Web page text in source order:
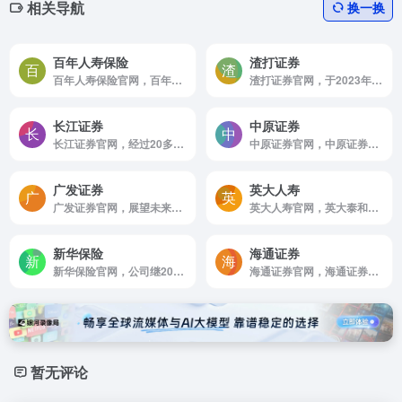
相关导航 换一换
百年人寿保险
百年人寿保险官网，百年人寿保险股份有限公司成立于2009年6月3日，总部位于大连，是东北地区首家中资寿险法人机构。公司注册资本金79，048亿元，已在全国开设20家省级分公司，累计拥有各级分支机构379家，服务网络覆盖全国152个主要城市。
渣打证券
渣打证券官网，于2023年1月经中国证监会核准筹建，5月完成工商设立登记；公司注册地设在北京，注册资本10，5亿元人民币，2023年12月8日获得《经营证券期货业务许可证》。
长江证券
长江证券官网，经过20多年坚持不懈的努力，公司已发展成为一家实力雄厚，功能齐全，管理规范，业绩突出的上市金融企业。
中原证券
中原证券官网，中原证券股份有限公司成立于2002年11月8日，是注册地在河南的法人证券公司和全省资本市场发展的重要载体，也是全国140多家证券公司中第8家同时在香港和境内主板上市的券商之一。
广发证券
广发证券官网，展望未来，公司将深入贯彻中央金融工作会议精神和省部级主要领导干部推动金融高质量发展专题研讨班精神，坚定落实监管机构相关部署，坚持以高质量发展为主线，立足专业，坚守本源，持续推动战略转型
英大人寿
英大人寿官网，英大泰和人寿保险股份有限公司，意外保险，养老保险，子女教育保险和投资理财等人生保护和财富积累的综合保障解决方案供应商，主要从事银行，保险，证券，资产管理等板块业务的现代寿险公司
新华保险
新华保险官网，公司继2014年首次入围福布斯世界500强企业后，2015年，2016年再次强势登榜，2016年名列全球第297位；在《财富》(中文版)发布的2016年中国500强排行榜中，公司名列第35位。
海通证券
海通证券官网，海通证券股份有限公司，成立于1988年，国内成立较早/综合实力较强的大型券商，以证券为核心，业务涵盖期货/直接股权投资/基金和融资租赁等多个领域的金融控股集团
暂无评论